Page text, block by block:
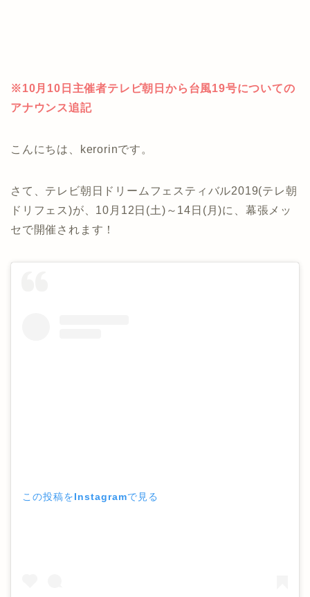
※10月10日主催者テレビ朝日から台風19号についての
アナウンス追記
こんにちは、kerorinです。
さて、テレビ朝日ドリームフェスティバル2019(テレ朝
ドリフェス)が、10月12日(土)～14日(月)に、幕張メッ
セで開催されます！
この投稿をInstagramで見る